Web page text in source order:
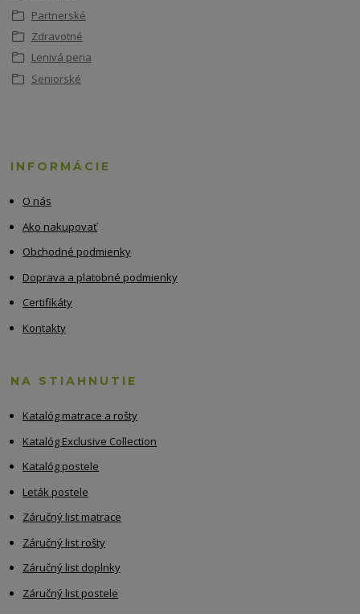
Partnerské
Zdravotné
Lenivá pena
Seniorské
INFORMÁCIE
O nás
Ako nakupovať
Obchodné podmienky
Doprava a platobné podmienky
Certifikáty
Kontakty
NA STIAHNUTIE
Katalóg matrace a rošty
Katalóg Exclusive Collection
Katalóg postele
Leták postele
Záručný list matrace
Záručný list rošty
Záručný list doplnky
Záručný list postele